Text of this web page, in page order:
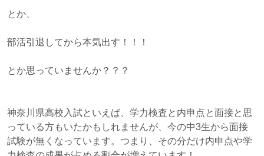
とか、
部活引退してから本気出す！！！
とか思っていませんか？？？
神奈川県高校入試といえば、学力検査と内申点と面接と思
っている方もいたかもしれませんが、今の中3生から面接
試験が無くなっています。つまり、その分だけ内申点や学